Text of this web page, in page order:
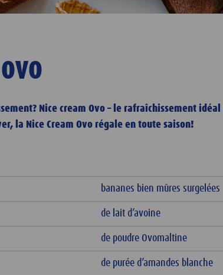
Nice cream Ovo – le rafraîchissement
la Nice Cream Ovo régale en toute saison!
bananes bien mûres surgelées
de lait d’avoine
de poudre Ovomaltine
de purée d’amandes blanche